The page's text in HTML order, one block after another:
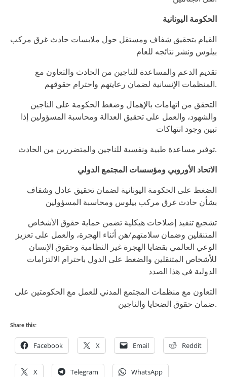
الحكومة اليونانية
القيام بتحقيق شفاف ومستقل حول ملابسات حادث غرق مركب
بيلوس ونشر نتائجه للعام
تقديم الدعم والمساعدة للناجين من الحادث والتعاون مع
المنظمات الإنسانية لضمان رعايتهم واحترام حقوقهم.
التحقق من اتهامات بالإهمال وضغط الحكومة على الناجين
والشهود، والعمل على تحقيق العدالة ومحاسبة المسؤولين إذا
تبين وجود انتهاكات
توفير مساعدة طبية ونفسية للناجين والمتضررين من الحادث.
الاتحاد الأوروبي ومؤسسات المجتمع الدولي
الضغط على الحكومة اليونانية لضمان تحقيق عادل وشفاف
بشأن حادث غرق مركب بيلوس ومحاسبة المسؤولين
تشجيع تنفيذ إصلاحات هيكلية تضمن حماية حقوق الأشخاص
المتنقلين وضمان سلامتهم/هن أثناء الهجرة، والعمل على تعزيز
الوعي العالمي بقضايا الهجرة غير النظامية وحقوق الإنسان
للأشخاص المتنقلين والضغط على الدول باحترام الالتزامات
الدولية في هذا الصدد
التعاون مع منظمات المجتمع المدني للعمل مع الحكومتين على
ضمان حقوق الضحايا والناجين.
Share this:
Facebook X Email Reddit
X Telegram WhatsApp